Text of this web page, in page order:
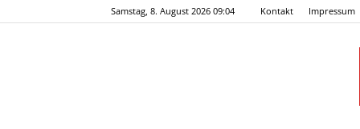
Samstag, 8. August 2026 09:04 Kontakt Impressum